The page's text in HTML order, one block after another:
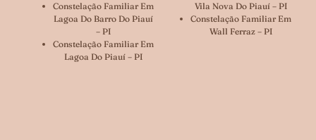
Constelação Familiar Em
Lagoa Do Barro Do Piauí
– PI
Constelação Familiar Em
Lagoa Do Piauí – PI
Vila Nova Do Piauí – PI
Constelação Familiar Em
Wall Ferraz – PI